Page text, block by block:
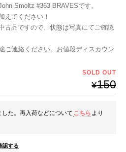
Smoltz #363 BRAVESです。
えてください！
古品ですので、状態は写真にてご確認
ご連絡ください。お値段ディスカウン
SOLD OUT
¥150
た。再入荷などについて こちら より
認する